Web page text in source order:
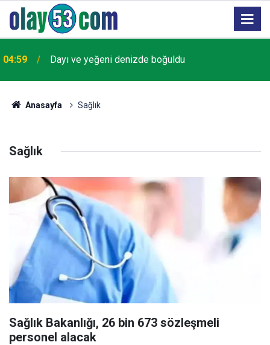
21:46
edildi
Anasayfa Sağlık
Sağlık
Sağlık Bakanlığı, 26 bin 673 sözleşmeli
personel alacak